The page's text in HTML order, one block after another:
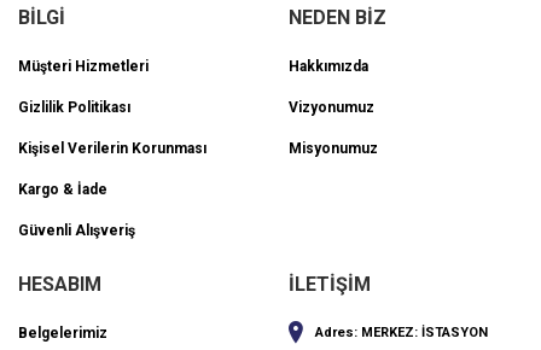
BİLGİ
Müşteri Hizmetleri
Gizlilik Politikası
Kişisel Verilerin Korunması
Kargo & İade
Güvenli Alışveriş
NEDEN BİZ
Hakkımızda
Vizyonumuz
Misyonumuz
HESABIM
Belgelerimiz
İLETİŞİM
Adres: MERKEZ: İSTASYON